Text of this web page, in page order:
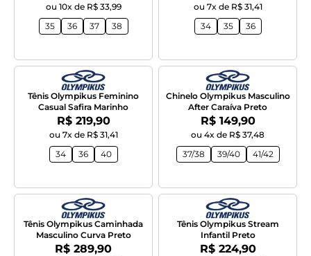
ou 10x de R$ 33,99
35
36 37 38
ou 7x de R$ 31,41
34
35 36
Tênis Olympikus Feminino
Casual Safira Marinho
Por:
R$ 219,90
ou 7x de R$ 31,41
34
36 40
Chinelo Olympikus Masculino
After Caraíva Preto
Por:
R$ 149,90
ou 4x de R$ 37,48
37/38
39/40 41/42
Tênis Olympikus Caminhada
Masculino Curva Preto
Por:
R$ 289,90
Tênis Olympikus Stream
Infantil Preto
Por:
R$ 224,90